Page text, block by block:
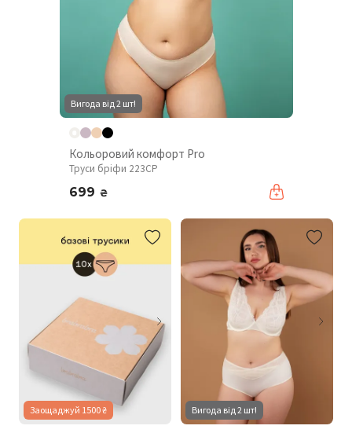
Вигода від 2 шт!
Кольоровий комфорт Pro
Труси бріфи 223CP
699 ₴
Заощаджуй 1500 ₴ Вигода від 2 шт!